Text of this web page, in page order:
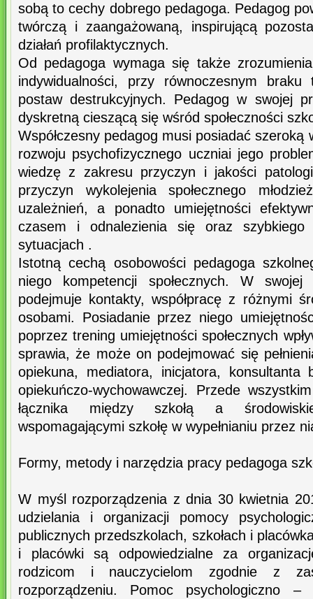
sobą to cechy dobrego pedagoga. Pedagog
twórczą i zaangażowaną, inspirującą
działań profilaktycznych.
Od pedagoga wymaga się także
indywidualności, przy równoczesnym
postaw destrukcyjnych. Pedagog w swojej
dyskretną cieszącą się wśród społeczności
Współczesny pedagog musi posiadać szeroką
rozwoju psychofizycznego uczniai jego
wiedzę z zakresu przyczyn i jakości
przyczyn wykolejenia społecznego
uzależnień, a ponadto umiejętności
czasem i odnalezienia się oraz szybkiego
sytuacjach .
Istotną cechą osobowości pedagoga
niego kompetencji społecznych. W
podejmuje kontakty, współpracę z różnymi
osobami. Posiadanie przez niego
poprzez trening umiejętności społecznych
sprawia, że może on podejmować się
opiekuna, mediatora, inicjatora, konsultanta
opiekuńczo-wychowawczej. Przede
łącznika między szkołą a
wspomagającymi szkołę w wypełnianiu przez
Formy, metody i narzędzia pracy pedagoga
W myśl rozporządzenia z dnia 30 kwietnia
udzielania i organizacji pomocy
publicznych przedszkolach, szkołach i
i placówki są odpowiedzialne za
rodzicom i nauczycielom zgodnie z
rozporządzeniu. Pomoc psychologiczno –